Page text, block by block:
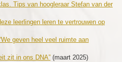
Tips van hoogleraar Stefan van der
leerlingen leren te vertrouwen op
geven heel veel ruimte aan
zit in ons DNA” (maart 2025)